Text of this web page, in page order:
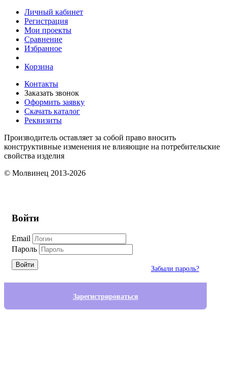
Личный кабинет
Регистрация
Мои проекты
Сравнение
Избранное
Корзина
Контакты
Заказать звонок
Оформить заявку
Скачать каталог
Реквизиты
Производитель оставляет за собой право вносить
конструктивные изменения не влияющие на потребительские
свойства изделия
© Молвинец 2013-2026
Войти
Email
Пароль
Войти
Забыли пароль?
Зарегистрироваться